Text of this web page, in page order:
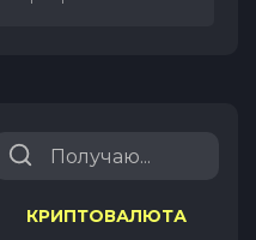
КРИПТОВАЛЮТА